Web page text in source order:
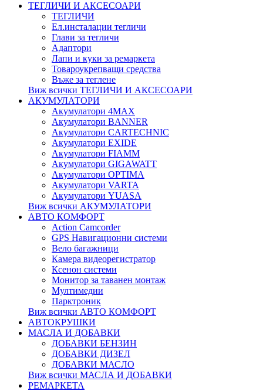
ТЕГЛИЧИ И АКСЕСОАРИ
ТЕГЛИЧИ
Eл.инсталации тегличи
Глави за тегличи
Адаптори
Лапи и куки за ремаркета
Товароукрепващи средства
Въже за теглене
Виж всички ТЕГЛИЧИ И АКСЕСОАРИ
АКУМУЛАТОРИ
Акумулатори 4MAX
Акумулатори BANNER
Акумулатори CARTECHNIC
Акумулатори EXIDE
Акумулатори FIAMM
Акумулатори GIGAWATT
Акумулатори OPTIMA
Акумулатори VARTA
Акумулатори YUASA
Виж всички АКУМУЛАТОРИ
АВТО КОМФОРТ
Action Camcorder
GPS Навигационни системи
Вело багажници
Камера видеорегистратор
Ксенон системи
Монитор за таванен монтаж
Мултимедии
Парктроник
Виж всички АВТО КОМФОРТ
АВТОКРУШКИ
МАСЛА И ДОБАВКИ
ДОБАВКИ БЕНЗИН
ДОБАВКИ ДИЗЕЛ
ДОБАВКИ МАСЛО
Виж всички МАСЛА И ДОБАВКИ
РЕМАРКЕТА